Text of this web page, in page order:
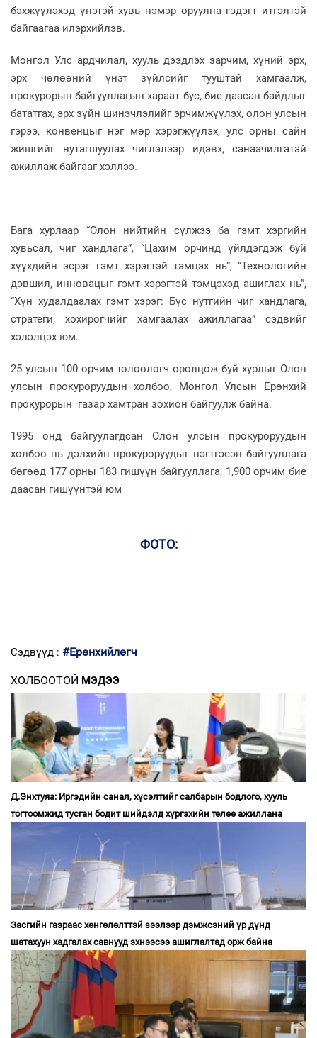
бэхжүүлэхэд үнэтэй хувь нэмэр оруулна гэдэгт итгэлтэй
байгаагаа илэрхийлэв.
Монгол Улс ардчилал, хууль дээдлэх зарчим, хүний эрх,
эрх чөлөөний үнэт зүйлсийг тууштай хамгаалж,
прокурорын байгууллагын хараат бус, бие даасан байдлыг
бататгах, эрх зүйн шинэчлэлийг эрчимжүүлэх, олон улсын
гэрээ, конвенцыг нэг мөр хэрэгжүүлэх, улс орны сайн
жишгийг нутагшуулах чиглэлээр идэвх, санаачилгатай
ажиллаж байгааг хэллээ.
Бага хурлаар “Олон нийтийн сүлжээ ба гэмт хэргийн
хувьсал, чиг хандлага”, “Цахим орчинд үйлдэгдэж буй
хүүхдийн эсрэг гэмт хэрэгтэй тэмцэх нь”, “Технологийн
дэвшил, инновацыг гэмт хэрэгтэй тэмцэхэд ашиглах нь”,
“Хүн худалдаалах гэмт хэрэг: Бүс нутгийн чиг хандлага,
стратеги, хохирогчийг хамгаалах ажиллагаа” сэдвийг
хэлэлцэх юм.
25 улсын 100 орчим төлөөлөгч оролцож буй хурлыг Олон
улсын прокуроруудын холбоо, Монгол Улсын Ерөнхий
прокурорын газар хамтран зохион байгуулж байна.
1995 онд байгуулагдсан Олон улсын прокуроруудын
холбоо нь дэлхийн прокуроруудыг нэгтгэсэн байгууллага
бөгөөд 177 орны 183 гишүүн байгууллага, 1,900 орчим бие
даасан гишүүнтэй юм
ФОТО:
Сэдвүүд : #Ерөнхийлөгч
ХОЛБООТОЙ МЭДЭЭ
Д.Энхтуяа: Иргэдийн санал, хүсэлтийг салбарын бодлого, хууль
тогтоомжид тусган бодит шийдэлд хүргэхийн төлөө ажиллана
Засгийн газраас хөнгөлөлттэй зээлээр дэмжсэний үр дүнд
шатахуун хадгалах савнууд эхнээсээ ашиглалтад орж байна